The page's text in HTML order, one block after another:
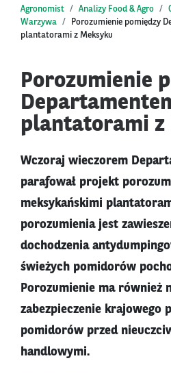
Agronomist Analizy Food & Agro
Warzywa
Porozumienie pomiędzy
plantatorami z Meksyku
Porozumienie
plantatorami z
Wczoraj wieczorem
parafował projekt
meksykańskimi
porozumienia jest
dochodzenia
świeżych pomidorów
Porozumienie ma również
zabezpieczenie krajowego
pomidorów przed
handlowymi.